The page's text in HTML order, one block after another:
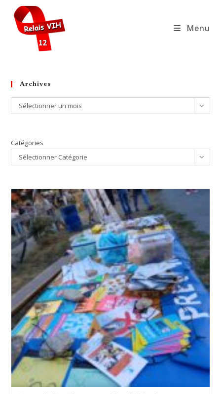
content
Menu
Archives
Archives
Sélectionner un mois
Catégories
Sélectionner Catégorie